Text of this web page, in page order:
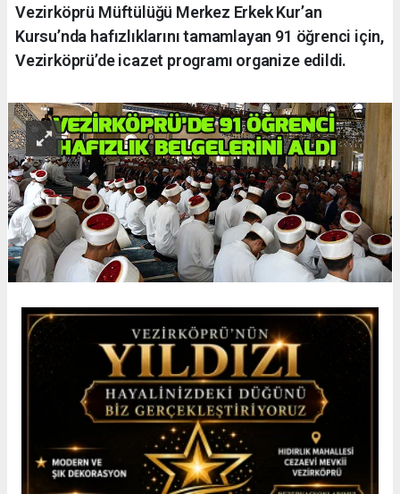
Vezirköprü Müftülüğü Merkez Erkek Kur’an
Kursu’nda hafızlıklarını tamamlayan 91 öğrenci için,
Vezirköprü’de icazet programı organize edildi.